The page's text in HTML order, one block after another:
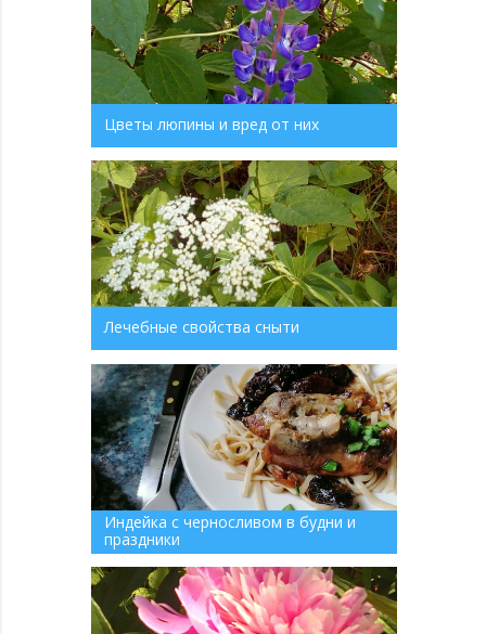
Цветы люпины и вред от них
Лечебные свойства сныти
Индейка с черносливом в будни и
праздники